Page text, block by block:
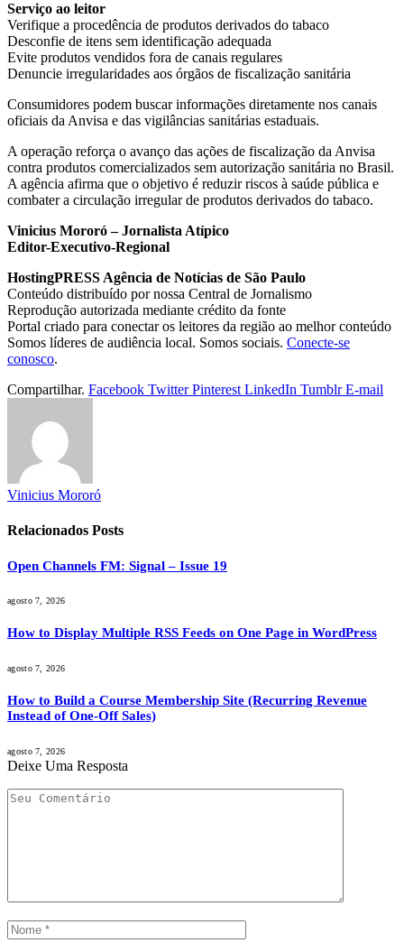
Serviço ao leitor
Verifique a procedência de produtos derivados do tabaco
Desconfie de itens sem identificação adequada
Evite produtos vendidos fora de canais regulares
Denuncie irregularidades aos órgãos de fiscalização sanitária
Consumidores podem buscar informações diretamente nos canais
oficiais da Anvisa e das vigilâncias sanitárias estaduais.
A operação reforça o avanço das ações de fiscalização da Anvisa
contra produtos comercializados sem autorização sanitária no Brasil.
A agência afirma que o objetivo é reduzir riscos à saúde pública e
combater a circulação irregular de produtos derivados do tabaco.
Vinicius Mororó – Jornalista Atípico
Editor-Executivo-Regional
HostingPRESS Agência de Notícias de São Paulo
Conteúdo distribuído por nossa Central de Jornalismo
Reprodução autorizada mediante crédito da fonte
Portal criado para conectar os leitores da região ao melhor conteúdo
Somos líderes de audiência local. Somos sociais. Conecte-se
conosco.
Compartilhar. Facebook Twitter Pinterest LinkedIn Tumblr E-mail
Vinicius Mororó
Relacionados Posts
Open Channels FM: Signal – Issue 19
agosto 7, 2026
How to Display Multiple RSS Feeds on One Page in WordPress
agosto 7, 2026
How to Build a Course Membership Site (Recurring Revenue
Instead of One-Off Sales)
agosto 7, 2026
Deixe Uma Resposta